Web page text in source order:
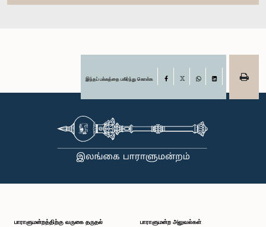
இந்தப் பக்கத்தை பகிர்ந்து கொள்க Facebook
பாராளுமன்றத்திற்கு வருகை தருதல் பாராளுமன்ற அலுவல்கள்